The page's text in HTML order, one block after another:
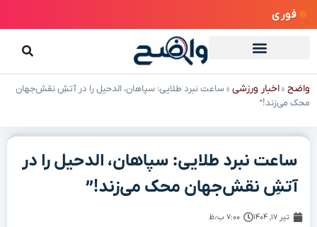
فوری
واضح »اخبار ورزشی »ساعت نبرد طلایی: سپاهان، الدحیل را در آتشِ نقش‌جهان
محک می‌زند!”
ساعت نبرد طلایی: سپاهان، الدحیل را در
آتشِ نقش‌جهان محک می‌زند!”
تیر ۱۷, ۱۴۰۴ ۷:۰۰ ب٫ظ